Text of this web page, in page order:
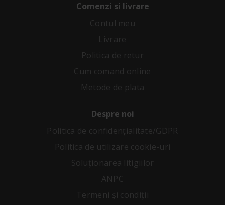
Comenzi si livrare
Contul meu
Livrare
Politica de retur
Cum comand online
Metode de plata
Despre noi
Politica de confidenţialitate/GDPR
Politica de utilizare cookie-uri
Soluționarea litigiilor
ANPC
Termeni și condiții